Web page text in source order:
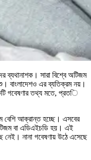
ব্যথানাশক। সারা বিশ্বে অটিজম
বাংলাদেশও এর ব্যতিক্রম নয়।
গবেষণার তথ্য মতে, প্রতি
বেশি আক্রান্ত হচ্ছে। এসবের
বা এডিএইচডি হয়। এই
নেই। নানা গবেষণায় উঠে এসেছে